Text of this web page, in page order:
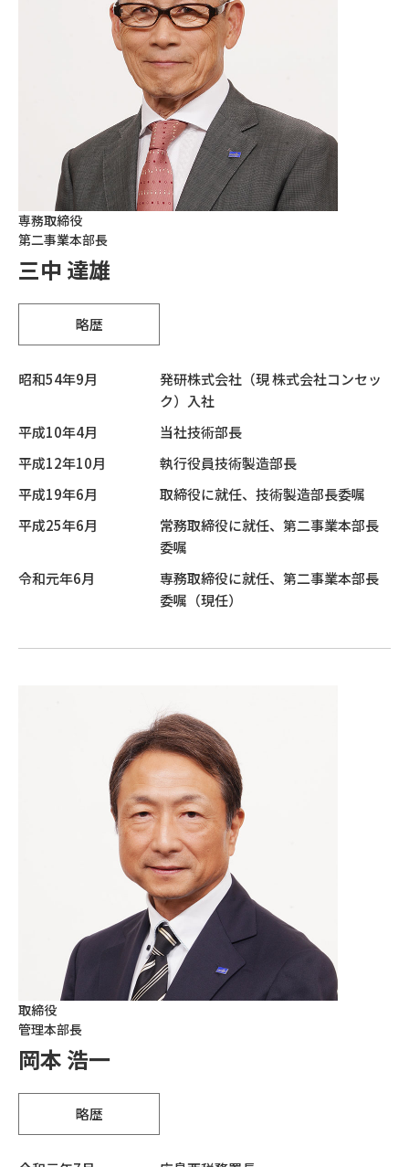
専務取締役
第二事業本部長
三中 達雄
略歴
昭和54年9月
発研株式会社（現 株式会社コンセッ
ク）入社
平成10年4月
当社技術部長
平成12年10月
執行役員技術製造部長
平成19年6月
取締役に就任、技術製造部長委嘱
平成25年6月
常務取締役に就任、第二事業本部長
委嘱
令和元年6月
専務取締役に就任、第二事業本部長
委嘱（現任）
取締役
管理本部長
岡本 浩一
略歴